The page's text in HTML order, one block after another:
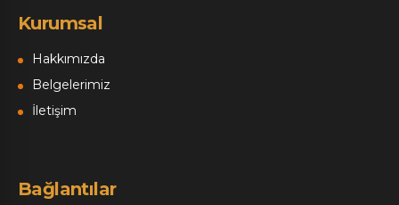
Kurumsal
Hakkımızda
Belgelerimiz
İletişim
Bağlantılar